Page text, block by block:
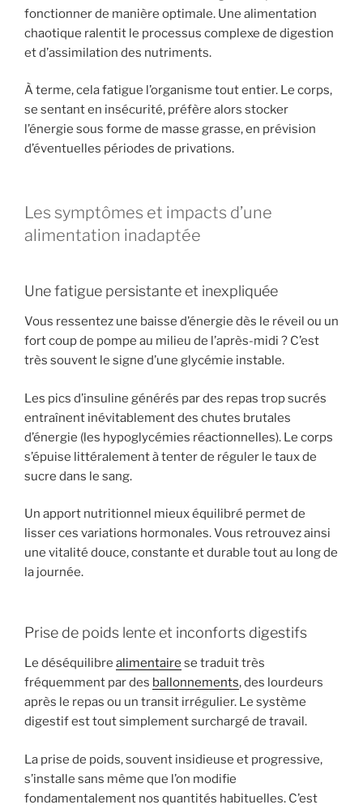
fonctionner de manière optimale. Une alimentation
chaotique ralentit le processus complexe de digestion
et d’assimilation des nutriments.
À terme, cela fatigue l’organisme tout entier. Le corps,
se sentant en insécurité, préfère alors stocker
l’énergie sous forme de masse grasse, en prévision
d’éventuelles périodes de privations.
Les symptômes et impacts d’une
alimentation inadaptée
Une fatigue persistante et inexpliquée
Vous ressentez une baisse d’énergie dès le réveil ou un
fort coup de pompe au milieu de l’après-midi ? C’est
très souvent le signe d’une glycémie instable.
Les pics d’insuline générés par des repas trop sucrés
entraînent inévitablement des chutes brutales
d’énergie (les hypoglycémies réactionnelles). Le corps
s’épuise littéralement à tenter de réguler le taux de
sucre dans le sang.
Un apport nutritionnel mieux équilibré permet de
lisser ces variations hormonales. Vous retrouvez ainsi
une vitalité douce, constante et durable tout au long de
la journée.
Prise de poids lente et inconforts digestifs
Le déséquilibre alimentaire se traduit très
fréquemment par des ballonnements, des lourdeurs
après le repas ou un transit irrégulier. Le système
digestif est tout simplement surchargé de travail.
La prise de poids, souvent insidieuse et progressive,
s’installe sans même que l’on modifie
fondamentalement nos quantités habituelles. C’est